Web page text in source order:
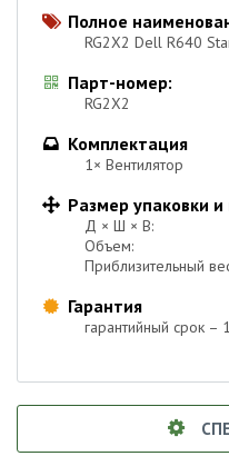
 Полное
RG2X2 Dell R640
 Парт-номер:
RG2X2
 Комплектация
1× Вентилятор
 Размер упаковки и
Д × Ш × В:
Объем:
Приблизительный
 Гарантия
гарантийный срок –